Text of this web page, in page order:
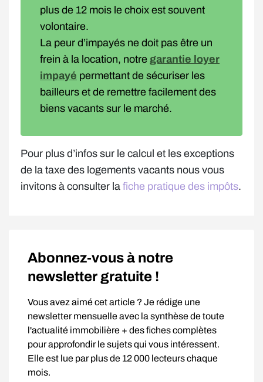
plus de 12 mois le choix est souvent
volontaire.
La peur d’impayés ne doit pas être un
frein à la location, notre garantie loyer
impayé permettant de sécuriser les
bailleurs et de remettre facilement des
biens vacants sur le marché.
Pour plus d’infos sur le calcul et les exceptions
de la taxe des logements vacants nous vous
invitons à consulter la fiche pratique des impôts.
Abonnez-vous à notre
newsletter gratuite !
Vous avez aimé cet article ? Je rédige une
newsletter mensuelle avec la synthèse de toute
l'actualité immobilière + des fiches complètes
pour approfondir le sujets qui vous intéressent.
Elle est lue par plus de 12 000 lecteurs chaque
mois.